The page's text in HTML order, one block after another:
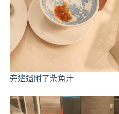
旁邊還附了柴魚汁